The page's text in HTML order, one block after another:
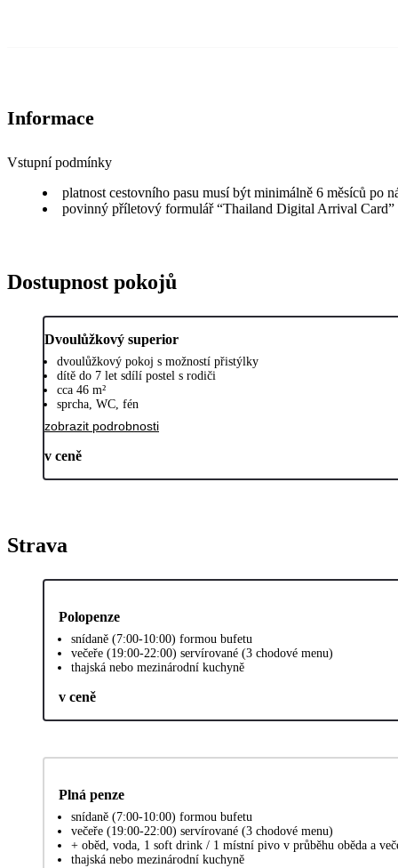
Informace
Vstupní podmínky
platnost cestovního pasu musí být minimálně 6 měsíců po
povinný příletový formulář “Thailand Digital Arrival Card”
Dostupnost pokojů
Dvoulůžkový superior
dvoulůžkový pokoj s možností přistýlky
dítě do 7 let sdílí postel s rodiči
cca 46 m²
sprcha, WC, fén
zobrazit podrobnosti
v ceně
Strava
Polopenze
snídaně (7:00-10:00) formou bufetu
večeře (19:00-22:00) servírované (3 chodové menu)
thajská nebo mezinárodní kuchyně
v ceně
Plná penze
snídaně (7:00-10:00) formou bufetu
večeře (19:00-22:00) servírované (3 chodové menu)
+ oběd, voda, 1 soft drink / 1 místní pivo v průběhu oběda a
thajská nebo mezinárodní kuchyně